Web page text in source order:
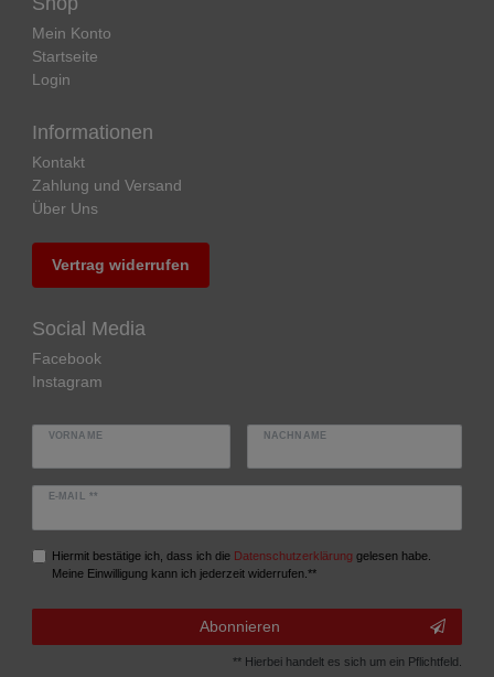
Mein Konto
Startseite
Login
Informationen
Kontakt
Zahlung und Versand
Über Uns
Vertrag widerrufen
Social Media
Facebook
Instagram
VORNAME NACHNAME
E-MAIL **
Hiermit bestätige ich, dass ich die Daten­schutz­erklärung gelesen habe.
Meine Einwilligung kann ich jederzeit widerrufen.**
Abonnieren
** Hierbei handelt es sich um ein Pflichtfeld.